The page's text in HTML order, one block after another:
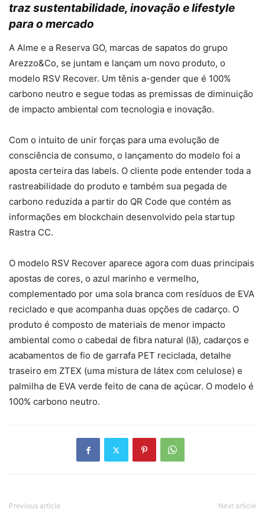
traz sustentabilidade, inovação e lifestyle
para o mercado
A Alme e a Reserva GO, marcas de sapatos do grupo
Arezzo&Co, se juntam e lançam um novo produto, o
modelo RSV Recover. Um tênis a-gender que é 100%
carbono neutro e segue todas as premissas de diminuição
de impacto ambiental com tecnologia e inovação.
Com o intuito de unir forças para uma evolução de
consciência de consumo, o lançamento do modelo foi a
aposta certeira das labels. O cliente pode entender toda a
rastreabilidade do produto e também sua pegada de
carbono reduzida a partir do QR Code que contém as
informações em blockchain desenvolvido pela startup
Rastra CC.
O modelo RSV Recover aparece agora com duas principais
apostas de cores, o azul marinho e vermelho,
complementado por uma sola branca com resíduos de EVA
reciclado e que acompanha duas opções de cadarço. O
produto é composto de materiais de menor impacto
ambiental como o cabedal de fibra natural (lã), cadarços e
acabamentos de fio de garrafa PET reciclada, detalhe
traseiro em ZTEX (uma mistura de látex com celulose) e
palmilha de EVA verde feito de cana de açúcar. O modelo é
100% carbono neutro.
Previous article Next article